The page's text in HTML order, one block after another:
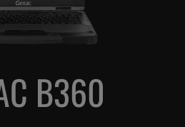
B360